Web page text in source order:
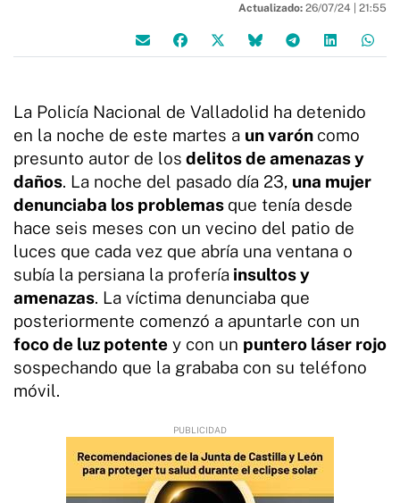
Actualizado: 26/07/24 | 21:55
La Policía Nacional de Valladolid ha detenido
en la noche de este martes a un varón como
presunto autor de los delitos de amenazas y
daños. La noche del pasado día 23, una mujer
denunciaba los problemas que tenía desde
hace seis meses con un vecino del patio de
luces que cada vez que abría una ventana o
subía la persiana la profería insultos y
amenazas. La víctima denunciaba que
posteriormente comenzó a apuntarle con un
foco de luz potente y con un puntero láser rojo
sospechando que la grababa con su teléfono
móvil.